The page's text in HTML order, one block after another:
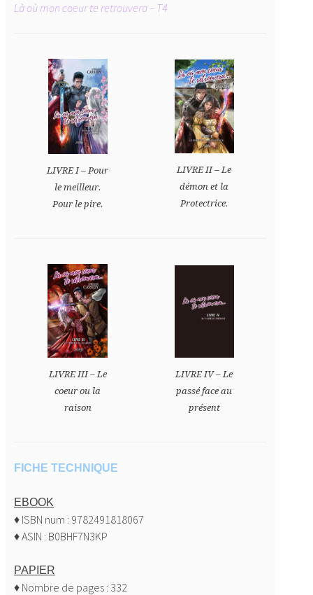
Là où mon coeur te retrouvera – T4
LIVRE I – Pour
le meilleur.
Pour le pire.
LIVRE II – Le
démon et la
Protectrice.
LIVRE III – Le
coeur ou la
raison
LIVRE IV – Le
passé face au
présent
FICHE TECHNIQUE
EBOOK
♦ ISBN num : 9782491818067
♦ ASIN : B0BHF7N3KP
PAPIER
♦ Nombre de pages : 332